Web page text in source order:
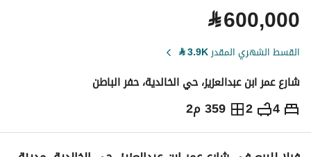
⃁600,000
القسط الشهري المقدر3.9K
⃁
شارع عمر ابن عبدالعزيز، حي الخالدية، حفر الباطن
4
2 359 م2 ⃁
600,000